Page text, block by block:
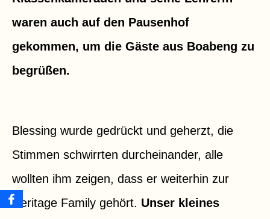
waren auch auf den Pausenhof
gekommen, um die Gäste aus Boabeng zu
begrüßen.
Blessing wurde gedrückt und geherzt, die
Stimmen schwirrten durcheinander, alle
wollten ihm zeigen, dass er weiterhin zur
Heritage Family gehört. Unser kleines